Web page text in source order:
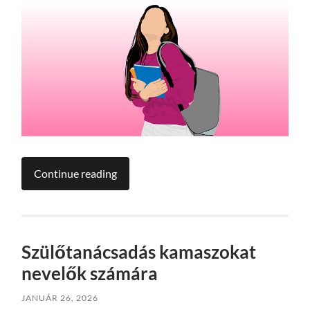
Continue reading
Szülőtanácsadás kamaszokat
nevelők számára
JANUÁR 26, 2026